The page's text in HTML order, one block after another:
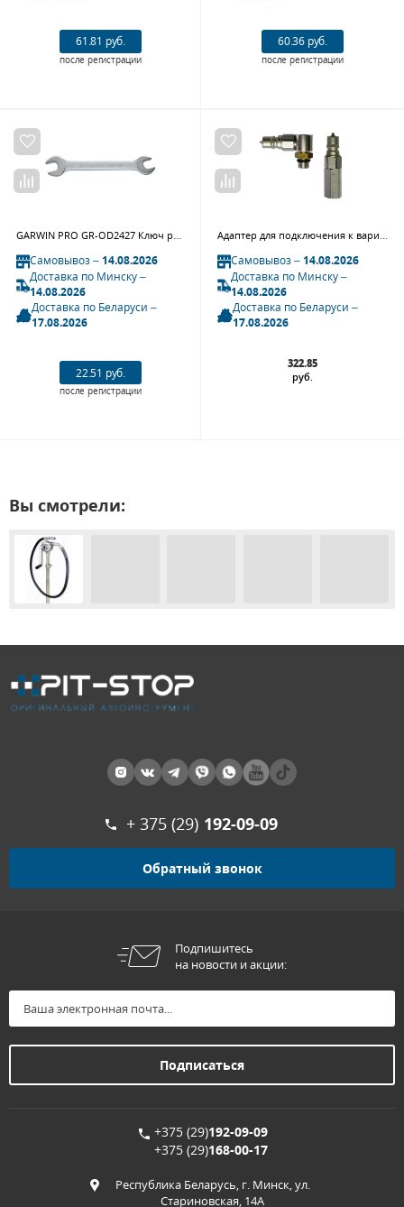
61.81 руб.
после регистрации
60.36 руб.
после регистрации
Самовывоз –14.08.2026
Доставка по Минску –
14.08.2026
Доставка по Беларуси –
17.08.2026
22.51 руб.
после регистрации
Самовывоз –14.08.2026
Доставка по Минску –
14.08.2026
Доставка по Беларуси –
17.08.2026
322.85
руб.
Вы смотрели:
+ 375 (29) 192-09-09
Обратный звонок
Подпишитесь
на новости и акции:
+375 (29)192-09-09
+375 (29)168-00-17
Республика Беларусь, г. Минск, ул.
Стариновская, 14А